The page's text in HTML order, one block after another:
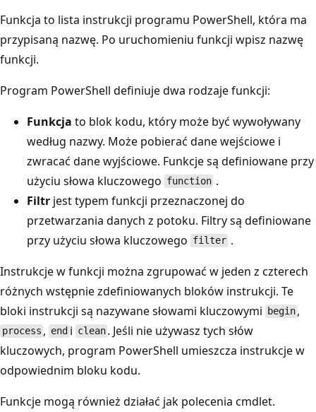
Funkcja to lista instrukcji programu PowerShell, która ma
przypisaną nazwę. Po uruchomieniu funkcji wpisz nazwę
funkcji.
Program PowerShell definiuje dwa rodzaje funkcji:
Funkcja to blok kodu, który może być wywoływany
według nazwy. Może pobierać dane wejściowe i
zwracać dane wyjściowe. Funkcje są definiowane przy
użyciu słowa kluczowego function .
Filtr jest typem funkcji przeznaczonej do
przetwarzania danych z potoku. Filtry są definiowane
przy użyciu słowa kluczowego filter .
Instrukcje w funkcji można zgrupować w jeden z czterech
różnych wstępnie zdefiniowanych bloków instrukcji. Te
bloki instrukcji są nazywane słowami kluczowymi
begin ,
process , end i clean . Jeśli nie używasz tych słów
kluczowych, program PowerShell umieszcza instrukcje w
odpowiednim bloku kodu.
Funkcje mogą również działać jak polecenia cmdlet.